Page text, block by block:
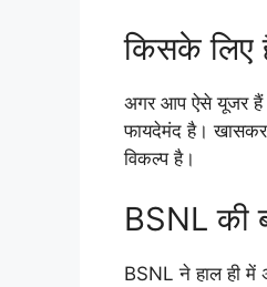
किसके लिए
अगर आप ऐसे यूजर हैं
फायदेमंद है।
विकल्प है।
BSNL की
BSNL ने हाल ही में